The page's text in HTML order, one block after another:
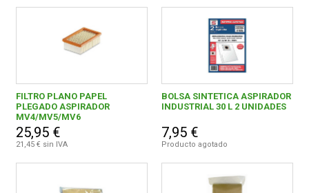
FILTRO PLANO PAPEL
PLEGADO ASPIRADOR
MV4/MV5/MV6
25,95 €
21,45 € sin IVA
BOLSA SINTETICA ASPIRADOR
INDUSTRIAL 30 L 2 UNIDADES
7,95 €
Producto agotado